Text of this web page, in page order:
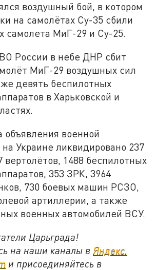
воздушный бой, в котором
на самолётах Су-35 сбили
самолета МиГ-29 и Су-25.
России в небе ДНР сбит
МиГ-29 воздушных сил
девять беспилотных
в Харьковской и
объявления военной
Украине ликвидировано 237
вертолётов, 1488 беспилотных
353 ЗРК, 3964
730 боевых машин РСЗО,
артиллерии, а также
военных автомобилей ВСУ.
Царьграда!
на наши каналы в Яндекс.
и присоединяйтесь в